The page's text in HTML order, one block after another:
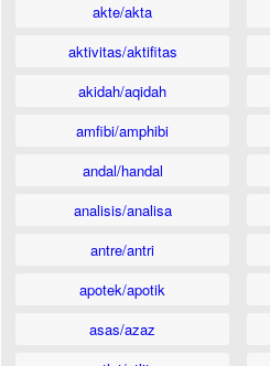
akte/akta
aktivitas/aktifitas
akidah/aqidah
amfibi/amphibi
andal/handal
analisis/analisa
antre/antri
apotek/apotik
asas/azaz